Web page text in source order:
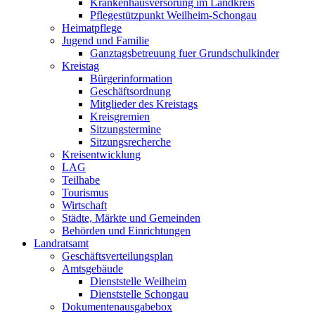
Krankenhausversorung im Landkreis
Pflegestützpunkt Weilheim-Schongau
Heimatpflege
Jugend und Familie
Ganztagsbetreuung fuer Grundschulkinder
Kreistag
Bürgerinformation
Geschäftsordnung
Mitglieder des Kreistags
Kreisgremien
Sitzungstermine
Sitzungsrecherche
Kreisentwicklung
LAG
Teilhabe
Tourismus
Wirtschaft
Städte, Märkte und Gemeinden
Behörden und Einrichtungen
Landratsamt
Geschäftsverteilungsplan
Amtsgebäude
Dienststelle Weilheim
Dienststelle Schongau
Dokumentenausgabebox